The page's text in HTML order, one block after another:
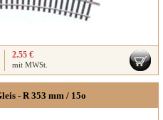
2.55 €
mit MWSt.
- R 353 mm / 15o